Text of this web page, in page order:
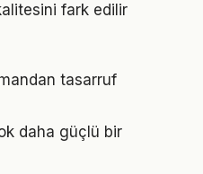
fark edilir
tasarruf
daha güçlü bir